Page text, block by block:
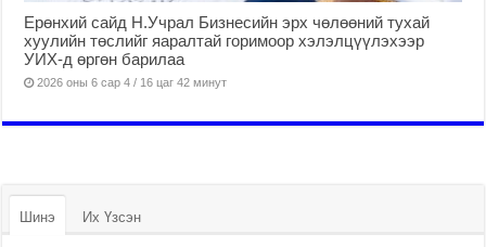
Ерөнхий сайд Н.Учрал Бизнесийн эрх чөлөөний тухай
хуулийн төслийг яаралтай горимоор хэлэлцүүлэхээр
УИХ-д өргөн барилаа
2026 оны 6 сар 4 / 16 цаг 42 минут
Шинэ Их Үзсэн